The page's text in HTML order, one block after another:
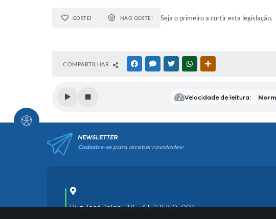
GOSTEI NÃO GOSTEI Seja o primeiro a curtir esta legislação.
COMPARTILHAR FACEBOOKMESSENGER
TWITTERWHATSAPP
Velocidade de leitura:
NEWSLETTER
Cadastre-separa receber novidades!
Rua José Poloni, 274 - CEP: 15160-003